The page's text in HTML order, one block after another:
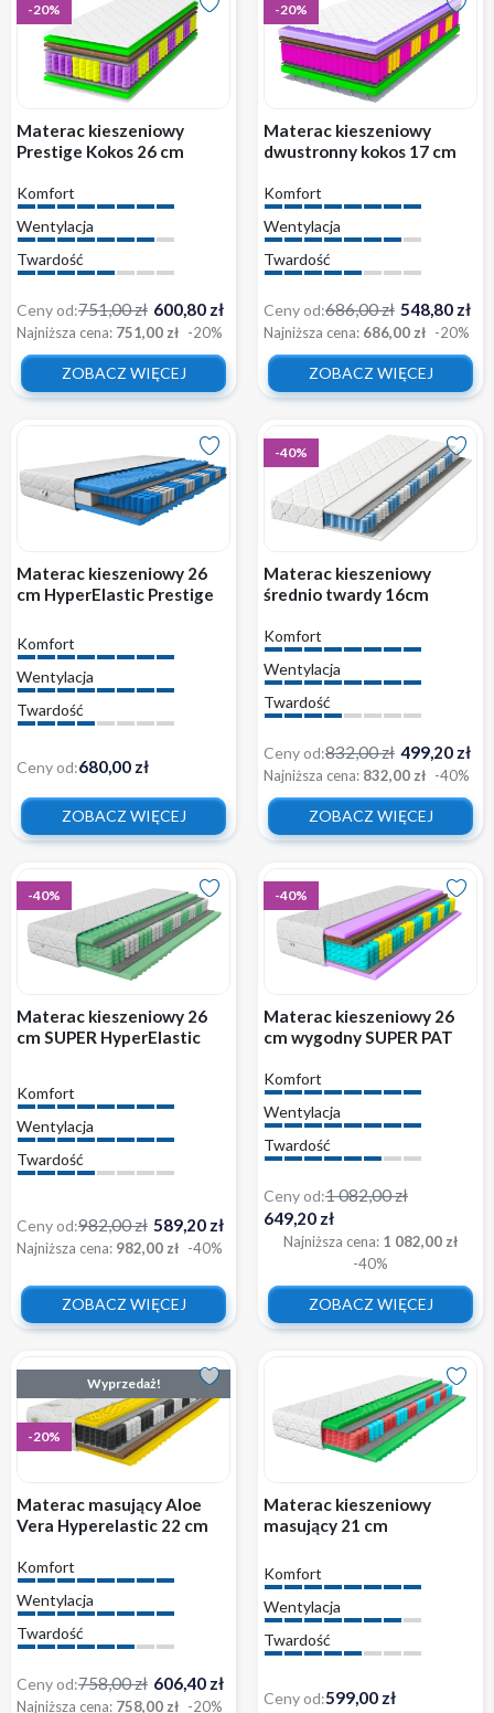
-20%
Materac kieszeniowy
Prestige Kokos 26 cm
Komfort
Wentylacja
Twardość
Ceny od:751,00 zł 600,80 zł
Najniższa cena: 751,00 zł -20%
ZOBACZ WIĘCEJ
-20%
Materac kieszeniowy
dwustronny kokos 17 cm
pokrowcem
Komfort
Wentylacja
Twardość
Ceny od:686,00 zł 548,80 zł
Najniższa cena: 686,00 zł -20%
ZOBACZ WIĘCEJ
Materac kieszeniowy 26
cm HyperElastic Prestige
wygodny H3
Komfort
Wentylacja
Twardość
Ceny od:680,00 zł
ZOBACZ WIĘCEJ
-40%
Materac kieszeniowy
średnio twardy 16cm
pokrowcem H3
Komfort
Wentylacja
Twardość
Ceny od:832,00 zł 499,20 zł
Najniższa cena: 832,00 zł -40%
ZOBACZ WIĘCEJ
-40%
Materac kieszeniowy 26
cm SUPER HyperElastic
Komfort
Wentylacja
Twardość
Ceny od:982,00 zł 589,20 zł
Najniższa cena: 982,00 zł -40%
ZOBACZ WIĘCEJ
-40%
Materac kieszeniowy 26
cm wygodny SUPER PAT
pokrowcem
Komfort
Wentylacja
Twardość
Ceny od:1 082,00 zł
649,20 zł
Najniższa cena: 1 082,00 zł
-40%
ZOBACZ WIĘCEJ
Wyprzedaż!
-20%
Materac masujący Aloe
Vera Hyperelastic 22 cm
Komfort
Wentylacja
Twardość
Ceny od:758,00 zł 606,40 zł
Najniższa cena: 758,00 zł -20%
Materac kieszeniowy
masujący 21 cm
pokrowcem
Komfort
Wentylacja
Twardość
Ceny od:599,00 zł